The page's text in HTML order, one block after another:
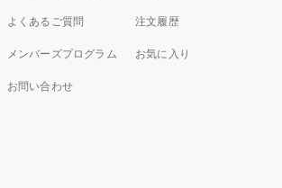
よくあるご質問
メンバーズプログラム
お問い合わせ
注文履歴
お気に入り